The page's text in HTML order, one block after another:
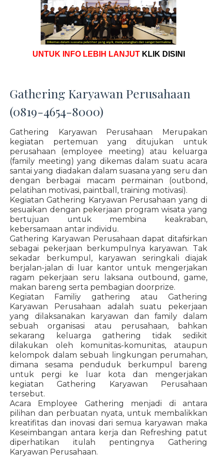
UNTUK INFO LEBIH LANJUT KLIK DISINI
Gathering Karyawan Perusahaan
(0819-4654-8000)
Gathering Karyawan Perusahaan Merupakan
kegiatan pertemuan yang ditujukan untuk
perusahaan (employee meeting) atau keluarga
(family meeting) yang dikemas dalam suatu acara
santai yang diadakan dalam suasana yang seru dan
dengan berbagai macam permainan (outbond,
pelatihan motivasi, paintball, training motivasi).
Kegiatan Gathering Karyawan Perusahaan yang di
sesuaikan dengan pekerjaan program wisata yang
bertujuan untuk membina keakraban,
kebersamaan antar individu.
Gathering Karyawan Perusahaan dapat ditafsirkan
sebagai pekerjaan berkumpulnya karyawan. Tak
sekadar berkumpul, karyawan seringkali diajak
berjalan-jalan di luar kantor untuk mengerjakan
ragam pekerjaan seru laksana outbound, game,
makan bareng serta pembagian doorprize.
Kegiatan Familiy gathering atau Gathering
Karyawan Perusahaan adalah suatu pekerjaan
yang dilaksanakan karyawan dan family dalam
sebuah organisasi atau perusahaan, bahkan
sekarang keluarga gathering tidak sedikit
dilakukan oleh komunitas-komunitas, ataupun
kelompok dalam sebuah lingkungan perumahan,
dimana sesama penduduk berkumpul bareng
untuk pergi ke luar kota dan mengerjakan
kegiatan Gathering Karyawan Perusahaan
tersebut.
Acara Employee Gathering menjadi di antara
pilihan dan perbuatan nyata, untuk membalikkan
kreatifitas dan inovasi dari semua karyawan maka
Keseimbangan antara kerja dan Refreshing patut
diperhatikan itulah pentingnya Gathering
Karyawan Perusahaan.